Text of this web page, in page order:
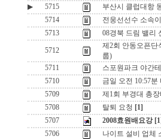
▶
5715
부산시 클럽대항
5714
전웅선선수 소속
5713
08경북 드림 밸리
5712
제2회 안동오픈단
룹)
5711
스포원파크 야간
5710
금일 오전 10:57분
5709
제1회 부경대 총
5708
탈퇴 요청 [1]
5707
2008효원배요강
5706
나이트 설비 업체